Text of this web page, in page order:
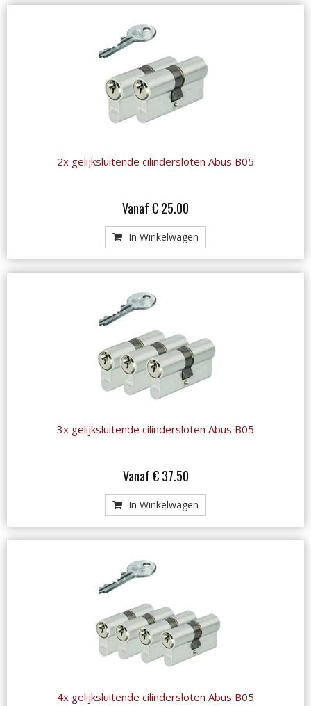
2x gelijksluitende cilindersloten Abus B05
Vanaf € 25.00
In Winkelwagen
3x gelijksluitende cilindersloten Abus B05
Vanaf € 37.50
In Winkelwagen
4x gelijksluitende cilindersloten Abus B05